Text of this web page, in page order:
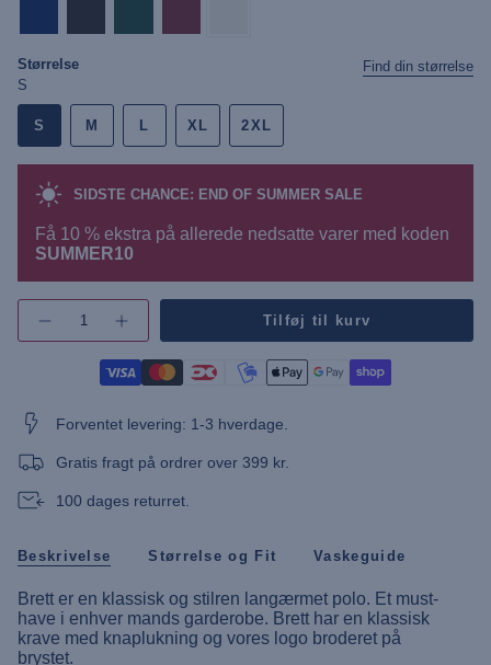
Størrelse
Find din størrelse
S
S M L XL 2XL
SIDSTE CHANCE: END OF SUMMER SALE
Få 10 % ekstra på allerede nedsatte varer med koden
SUMMER10
"decrease"=>"",
"multiples_of"=>"",
"minimum_of"=>"",
"maximum_of"=>""}
antallet
knap
-
Sleeve
Tilføj til kurv
Forventet levering: 1-3 hverdage.
Gratis fragt på ordrer over 399 kr.
100 dages returret.
Beskrivelse Størrelse og Fit Vaskeguide
Brett er en klassisk og stilren langærmet polo. Et must-
have i enhver mands garderobe. Brett har en klassisk
krave med knaplukning og vores logo broderet på
brystet.